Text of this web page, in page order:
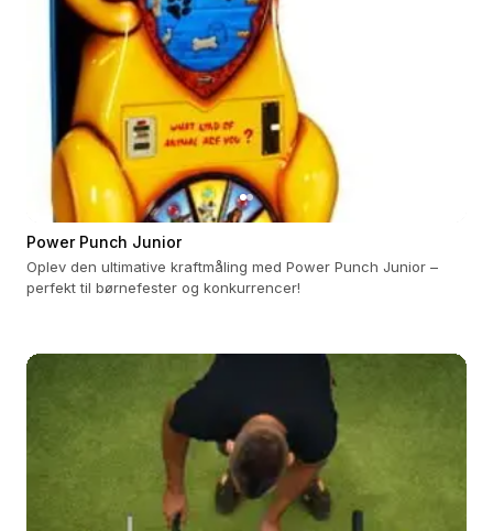
Power Punch Junior
Oplev den ultimative kraftmåling med Power Punch Junior –
perfekt til børnefester og konkurrencer!